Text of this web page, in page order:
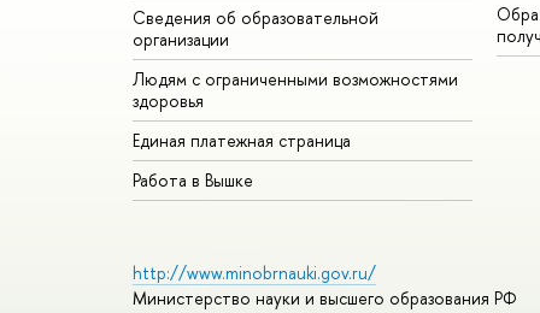
Сведения об образовательной
организации
Людям с ограниченными возможностями
здоровья
Единая платежная страница
Работа в Вышке
http://www.minobrnauki.gov.ru/
Министерство науки и высшего образования РФ